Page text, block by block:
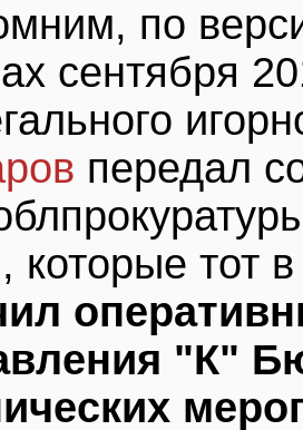
по
сентября
передал
, которые тот
"К"